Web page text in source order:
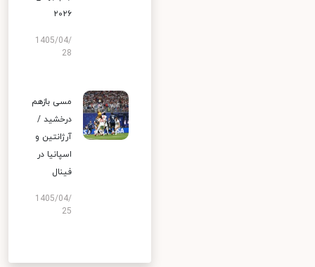
۲۰۲۶
1405/04/
28
مسی بازهم
درخشید /
آرژانتین و
اسپانیا در
فینال
1405/04/
25